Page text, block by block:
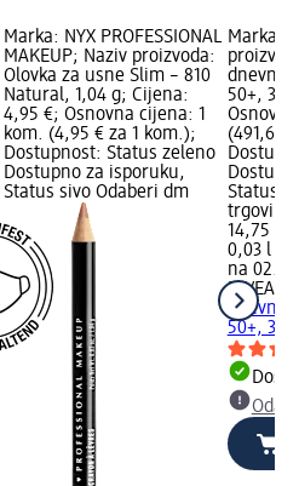
Marka: NYX PROFESSIONAL
MAKEUP; Naziv proizvoda:
Olovka za usne Slim – 810
Natural, 1,04 g; Cijena:
4,95 €; Osnovna cijena: 1
kom. (4,95 € za 1 kom.);
Dostupnost: Status zeleno
Dostupno za isporuku,
Status sivo Odaberi dm
Marka:
dnevni
50+, 30
(491,67
Status
trgovinu
14,75 €
0,03 l
na
NIVEA
dnevni
50+, 30